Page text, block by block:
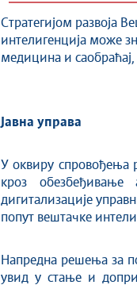
Стратегијом развоја
интелигенција може
медицина и
Јавна управа
У оквиру спровођења
кроз обезбеђивање
дигитализације
попут вештачке
Напредна решења за
увид у стање и